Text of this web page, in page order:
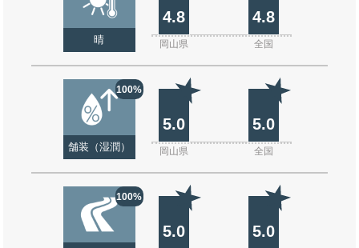
晴
4.8 4.8
岡山県 全国
100%
舗装（湿潤）
5.0 5.0
岡山県 全国
100%
5.0 5.0